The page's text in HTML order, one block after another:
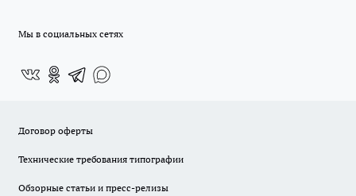
Мы в социальных сетях
Договор оферты
Технические требования типографии
Обзорные статьи и пресс-релизы